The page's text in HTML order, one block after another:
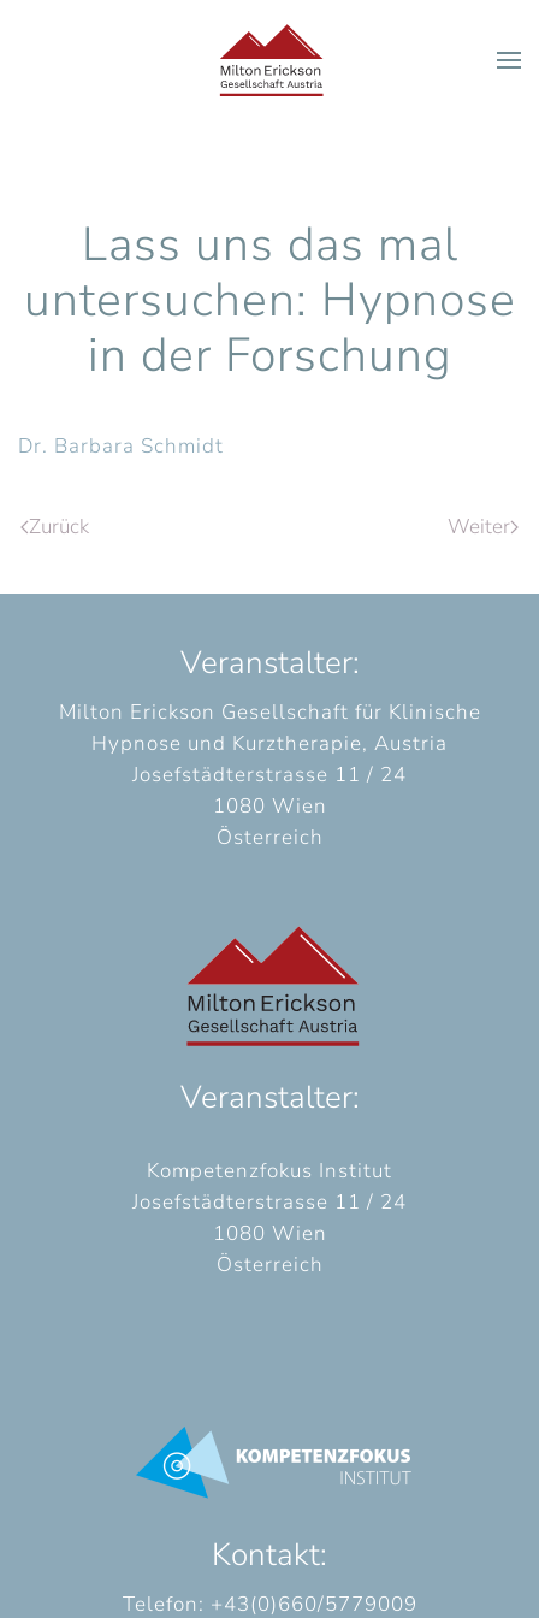
Zum Hauptinhalt springen
Lass uns das mal
untersuchen: Hypnose
in der Forschung
Dr. Barbara Schmidt
Zurück Weiter
Veranstalter:
Milton Erickson Gesellschaft für Klinische
Hypnose und Kurztherapie, Austria
Josefstädterstrasse 11 / 24
1080 Wien
Österreich
Veranstalter:
Kompetenzfokus Institut
Josefstädterstrasse 11 / 24
1080 Wien
Österreich
Kontakt:
Telefon: +43(0)660/5779009